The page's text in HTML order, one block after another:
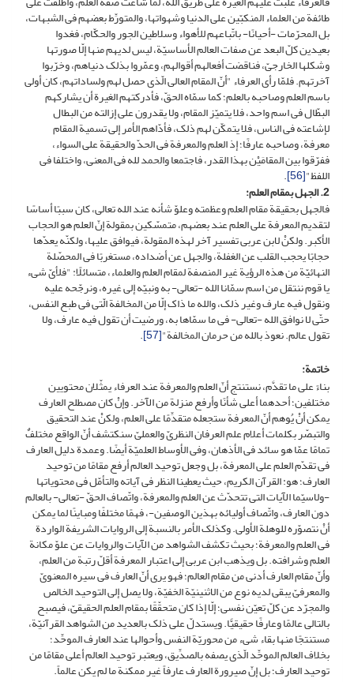
طائفة من العلماء المنکبّین على الدنیا وشهواتها، والمتورِّط بعضهم فی الشبهات،
بل المحرّمات -أحیانًا- باتّباعهم للأهواء وسلاطین الجور والحکّام، فغدوا
بعیدین کلّ البعد عن صفات العالم الأساسیّة، لیس لدیهم منها إلّا صورتها
وشکلها الخارجیّ، فناقضت أفعالهم أقوالهم، وعمّروا بذلک دنیاهم، وخرّبوا
آخرتهم. فلمّا رأى العرفاء "أنّ المقام العالی الّذی حصل لهم ولساداتهم، کان أولى
باسم العلم وصاحبه بالعلم؛ کما سمّاه الحقّ، فأدرکتهم الغیرة أن یشارکهم
البطّال فی اسم واحد، فلا یتمیّز المقام، ولا یقدرون على إزالته من البطال
لإشاعته فی الناس، فلا یتمکّن لهم ذلک، فأدّاهم الأمر إلى تسمیة المقام
معرفة، وصاحبه عارفًا؛ إذ العلم والمعرفة فی الحدّ والحقیقة على السواء،
ففرّقوا بین المقامَیْن بهذا القدر، فاجتمعا والحمد لله فی المعنى، واختلفا فی
اللفظ"[56]
.
2. الجهل بمقام العلم:
فالجهل بحقیقة مقام العلم وعظمته وعلوّ شأنه عند الله تعالى، کان سببًا أساسًا
لتقدیم المعرفة على العلم عند بعضهم، متمسّکین بمقولة إنّ العلم هو الحجاب
الأکبر. ولکنْ لابن عربی تفسیر آخر لهذه المقولة، فیوافق علیها، ولکنّه یعدّها
حجابًا یحجب القلب عن الغفلة، والجهل عن أضداده، مستغربًا فی المحصّلة
النهائیّة من هذه الرؤیة غیر المنصفة لمقام العلم والعلماء، متسائلًا: "فلأیّ شیء
یا قوم ننتقل من اسم سمّانا الله -تعالى- به ونبیّه إلى غیره، ونرجّحه علیه
ونقول فیه عارف وغیر ذلک، والله ما ذاک إلّا من المخالفة الّتی فی طبع النفس،
حتّى لا نوافق الله -تعالى- فی ما سمّاها به، ورضیت أن تقول فیه عارف، ولا
تقول عالم. نعوذ بالله من حرمان المخالفة"[57]
.
خاتمة:
بناءً على ما تقدَّم، نستنتج أنّ العلم والمعرفة عند العرفاء یمثّلان محتویین
مختلفین؛ أحدهما أعلى شأنًا وأرفع منزلة من الآخر. وإنْ کان مصطلح العارف
یمکن أنْ یُوهم أنّ المعرفة ستجعله متقدِّمًا على العلم، ولکنْ عند التحقیق
والتبصّر بکلمات أعلام علم العرفان النظریّ والعملیّ سنکتشف أنّ الواقع مختلفٌ
تمامًا عمّا هو سائد فی الأذهان، وفی الأوساط العلمیّة أیضًا. وعمدة دلیل العارف
فی تقدّم العلم على المعرفة، بل وجعل توحید العالم أرفع مقامًا من توحید
العارف؛ هو: القرآن الکریم، حیث یعطینا النظر فی آیاته والتأمّل فی محتویاتها
-ولاسیّما الآیات التی تتحدّث عن العلم والمعرفة، واتّصاف الحقّ -تعالى- بالعالم
دون العارف، واتّصاف أولیائه بهذین الوصفین-، فهمًا مختلفًا ومباینًا لما یمکن
أنْ نتصوّره للوهلة الأولى. وکذلک الأمر بالنسبة إلى الروایات الشریفة الواردة
فی العلم والمعرفة؛ بحیث تکشف الشواهد من الآیات والروایات عن علوّ مکانة
العلم وشرافته. بل ویذهب ابن عربی إلى اعتبار المعرفة أقلّ رتبة من العلم،
وأنّ مقام العارف أدنى من مقام العالم؛ فهو یرى أنّ العارف فی سیره المعنویّ
والمعرفیّ یبقى لدیه نوع من الاثنینیّة الخفیّة، ولا یصل إلى التوحید الخالص
والمجرّد عن کلّ تعیّن نفسی؛ إلّا إذا کان متحقّقًا بمقام العلم الحقیقیّ، فیصبح
بالتالی عالمًا وعارفًا حقیقیًّا. ویستدلّ على ذلک بالعدید من الشواهد القرآنیّة،
مستنتجًا منها بقاء شیء من محوریّة النفس وأحوالها عند العارف الموحِّد؛
بخلاف العالم الموحِّد الّذی یصفه بالصدِّیق، ویعتبر توحید العالم أعلى مقامًا من
توحید العارف؛ بل إنّ صیرورة العارف عارفاً غیر ممکنة ما لم یکن عالماً.